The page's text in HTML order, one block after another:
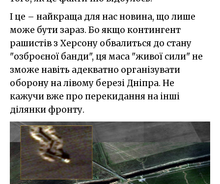
І це – найкраща для нас новина, що лише
може бути зараз. Бо якщо контингент
рашистів з Херсону обвалиться до стану
"озброєної банди", ця маса "живої сили" не
зможе навіть адекватно організувати
оборону на лівому березі Дніпра. Не
кажучи вже про перекидання на інші
ділянки фронту.